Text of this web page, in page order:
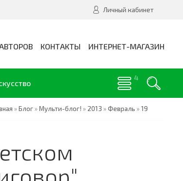
Личный кабинет
КОНТАКТЫ ИНТЕРНЕТ-МАГАЗИН
»Блог»Мульти-блог! » 2013 »Февраль »19